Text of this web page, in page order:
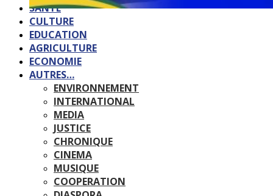
SANTE
CULTURE
EDUCATION
AGRICULTURE
ECONOMIE
AUTRES…
ENVIRONNEMENT
INTERNATIONAL
MEDIA
JUSTICE
CHRONIQUE
CINEMA
MUSIQUE
COOPERATION